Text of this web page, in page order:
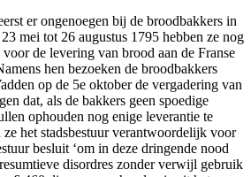
er ongenoegen bij de broodbakkers in
mei tot 26 augustus 1795 hebben ze nog
de levering van brood aan de Franse
hen bezoeken de broodbakkers
op de 5e oktober de vergadering van
dat, als de bakkers geen spoedige
ophouden nog enige leverantie te
het stadsbestuur verantwoordelijk voor
besluit ‘om in deze dringende nood
disordres zonder verwijl gebruik